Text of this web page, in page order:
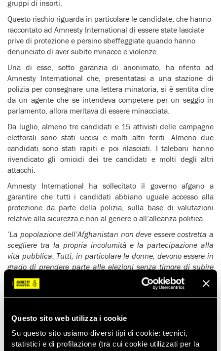
Questo sito web utilizza i cookie
Su questo sito usiamo diversi tipi di cookie: tecnici,
statistici e di profilazione (tra cui cookie utilizzati per la
gruppi di insorti.
Questo rischio riguarda in particolare le candidate, che hanno
raccontato ad Amnesty International di essere state lasciate
prive di protezione e persino sbeffeggiate quando hanno
denunciato di aver subito minacce e violenze.
Una di esse, sotto garanzia di anonimato, ha riferito ad
Amnesty International che, presentatasi a una stazione di
polizia per consegnare una lettera minatoria, si è sentita dire
da un agente che se intendeva competere per un seggio in
parlamento, allora meritava di essere minacciata.
Da luglio, almeno tre candidati e 15 attivisti delle campagne
elettorali sono stati uccisi e molti altri feriti. Almeno due
candidati sono stati rapiti e poi rilasciati. I talebani hanno
rivendicato gli omicidi dei tre candidati e molti degli altri
attacchi.
Amnesty International ha sollecitato il governo afgano a
garantire che tutti i candidati abbiano uguale accesso alla
protezione da parte della polizia, sulla base di valutazioni
relative alla sicurezza e non al genere o all’alleanza politica.
‘La popolazione dell’Afghanistan non deve essere costretta a
scegliere tra la propria incolumità e la partecipazione alla
vita pubblica. Tutti, in particolare le donne, devono essere in
grado di prendere parte alle elezioni senza timore di subire
attacchi e minacce
‘ – ha dichiarato Madhu Malhotra,
vicedirettore del Programma Asia e Pacifico di Amnesty
International. ‘Il governo di Kabul deve reagire a ogni attacco
quando si verifichino episodi del genere. I talebani devono
cessare immediatamente gli attacchi contro i civili, compresi
quelli che prendono parte alle elezioni‘.